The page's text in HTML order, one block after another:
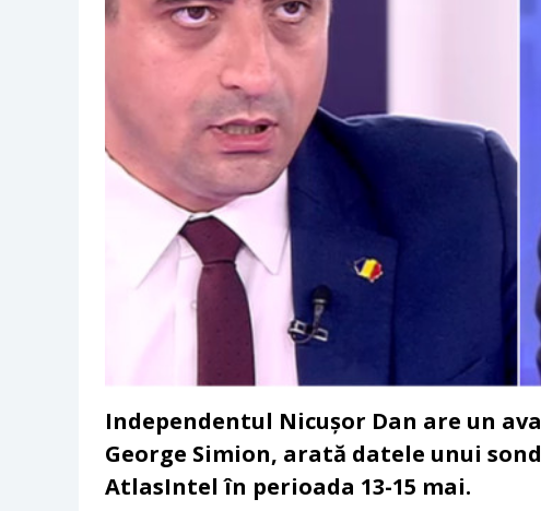
Independentul Nicușor Dan are un
George Simion, arată datele unui
AtlasIntel în perioada 13-15 mai.